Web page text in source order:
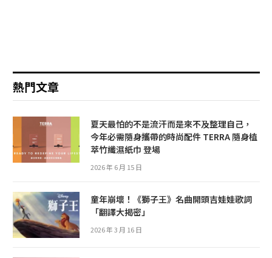
熱門文章
夏天最怕的不是流汗而是來不及整理自己，
今年必需隨身攜帶的時尚配件 TERRA 隨身植
萃竹纖濕紙巾 登場
2026 年 6 月 15 日
童年崩壞！《獅子王》名曲開頭吉娃娃歌詞
「翻譯大揭密」
2026 年 3 月 16 日